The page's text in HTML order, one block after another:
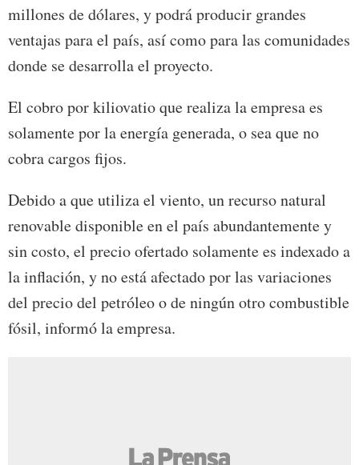
millones de dólares, y podrá producir grandes
ventajas para el país, así como para las comunidades
donde se desarrolla el proyecto.
El cobro por kiliovatio que realiza la empresa es
solamente por la energía generada, o sea que no
cobra cargos fijos.
Debido a que utiliza el viento, un recurso natural
renovable disponible en el país abundantemente y
sin costo, el precio ofertado solamente es indexado a
la inflación, y no está afectado por las variaciones
del precio del petróleo o de ningún otro combustible
fósil, informó la empresa.